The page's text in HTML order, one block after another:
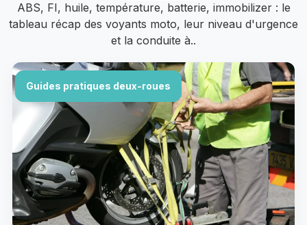
ABS, FI, huile, température, batterie, immobilizer : le
tableau récap des voyants moto, leur niveau d'urgence
et la conduite à..
Guides pratiques deux-roues